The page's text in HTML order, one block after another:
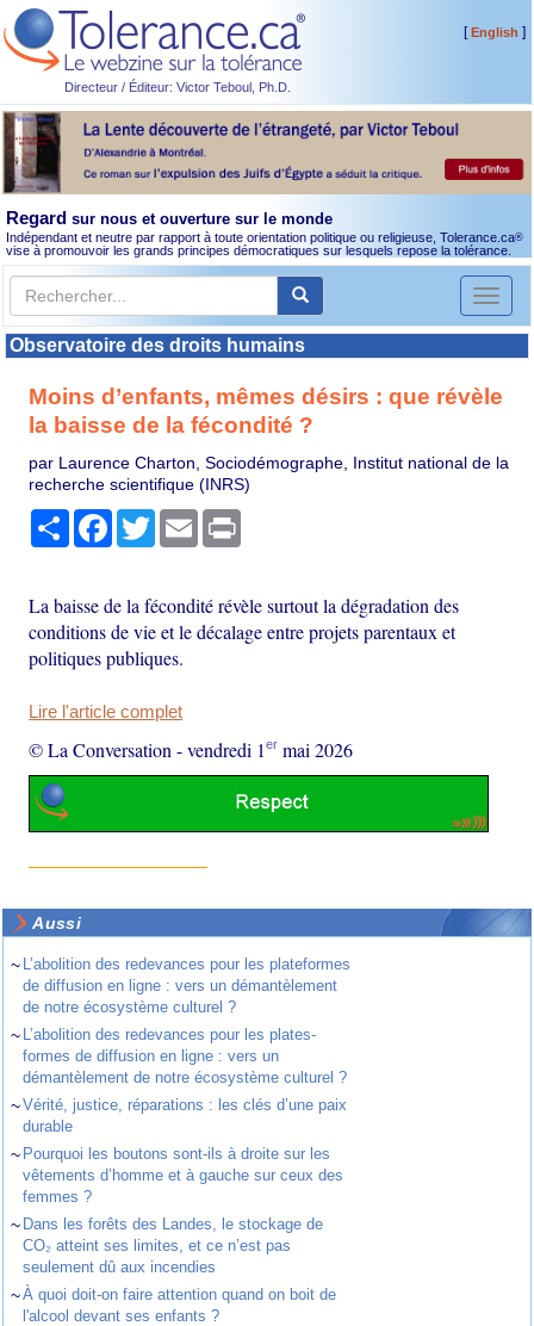
Directeur / Éditeur: Victor Teboul, Ph.D.
[English ]
Regard sur nous et ouverture sur le monde
Indépendant et neutre par rapport à toute orientation politique ou religieuse, Tolerance.ca®
vise à promouvoir les grands principes démocratiques sur lesquels repose la tolérance.
Toggle
Observatoire des droits humains
Moins d’enfants, mêmes désirs : que révèle
la baisse de la fécondité ?
par Laurence Charton, Sociodémographe, Institut national de la
recherche scientifique (INRS)
PartagerFacebook
TwitterEmail
La baisse de la fécondité révèle surtout la dégradation des
conditions de vie et le décalage entre projets parentaux et
politiques publiques.
Lire l'article complet
© La Conversation -vendredi 1er mai 2026
Aussi
~ L’abolition des redevances pour les plateformes
de diffusion en ligne : vers un démantèlement
de notre écosystème culturel ?
~ L’abolition des redevances pour les plates-
formes de diffusion en ligne : vers un
démantèlement de notre écosystème culturel ?
~Vérité, justice, réparations : les clés d’une paix
durable
~ Pourquoi les boutons sont-ils à droite sur les
vêtements d’homme et à gauche sur ceux des
femmes ?
~ Dans les forêts des Landes, le stockage de
CO₂ atteint ses limites, et ce n’est pas
seulement dû aux incendies
~À quoi doit-on faire attention quand on boit de
l'alcool devant ses enfants ?